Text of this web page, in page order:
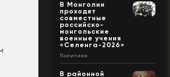
В Монголии
проходят
совместные
российско-
монгольские
военные учения
«Селенга-2026»
Политика
В районной